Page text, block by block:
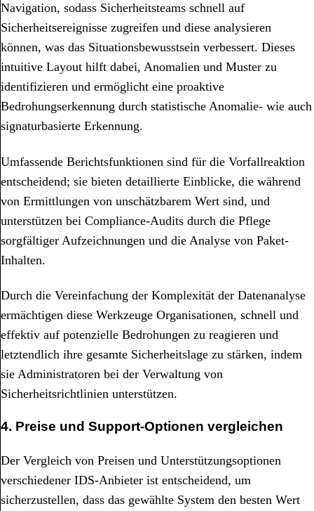
Navigation, sodass Sicherheitsteams schnell auf
Sicherheitsereignisse zugreifen und diese analysieren
können, was das Situationsbewusstsein verbessert. Dieses
intuitive Layout hilft dabei, Anomalien und Muster zu
identifizieren und ermöglicht eine proaktive
Bedrohungserkennung durch statistische Anomalie- wie auch
signaturbasierte Erkennung.
Umfassende Berichtsfunktionen sind für die Vorfallreaktion
entscheidend; sie bieten detaillierte Einblicke, die während
von Ermittlungen von unschätzbarem Wert sind, und
unterstützen bei Compliance-Audits durch die Pflege
sorgfältiger Aufzeichnungen und die Analyse von Paket-
Inhalten.
Durch die Vereinfachung der Komplexität der Datenanalyse
ermächtigen diese Werkzeuge Organisationen, schnell und
effektiv auf potenzielle Bedrohungen zu reagieren und
letztendlich ihre gesamte Sicherheitslage zu stärken, indem
sie Administratoren bei der Verwaltung von
Sicherheitsrichtlinien unterstützen.
4. Preise und Support-Optionen vergleichen
Der Vergleich von Preisen und Unterstützungsoptionen
verschiedener IDS-Anbieter ist entscheidend, um
sicherzustellen, dass das gewählte System den besten Wert